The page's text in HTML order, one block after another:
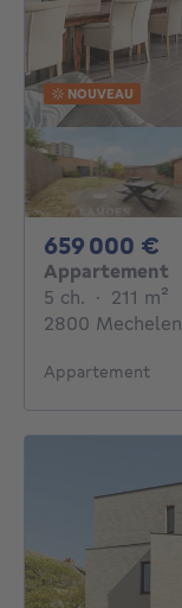
NOUVEAU
659 000 €
Appartement
5 ch. 5 chambres
· 211 m²
2800 Mechelen
Appartement